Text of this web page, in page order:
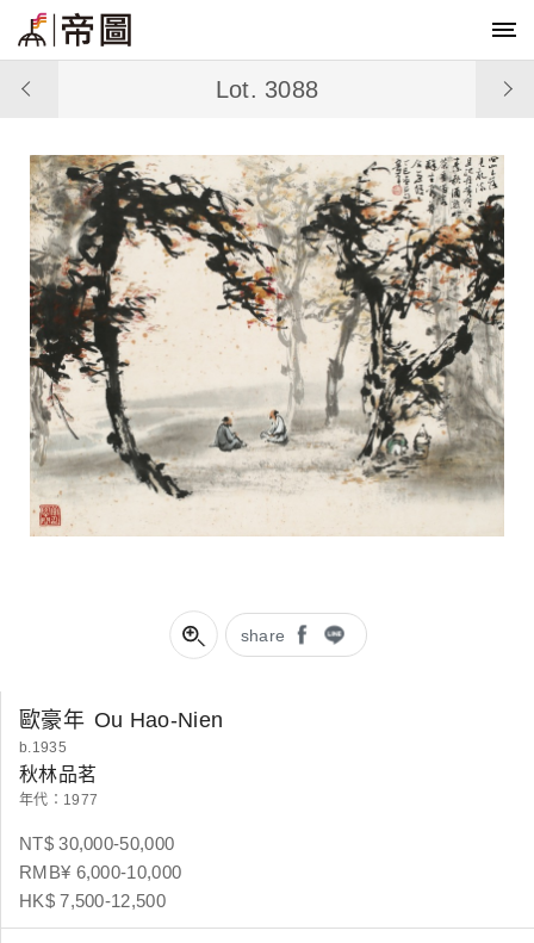
share
Lot. 3088
歐豪年 Ou Hao-Nien
b.1935
秋林品茗
年代：1977
NT$ 30,000-50,000
RMB¥ 6,000-10,000
HK$ 7,500-12,500